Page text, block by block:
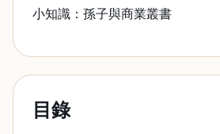
小知識：孫子與商業叢書
目錄